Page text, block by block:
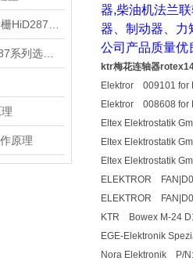
原理
器,柴油机法兰
器、制动器、力
公司产品质量优
ktr梅花连轴器
Elektror 009101 for
Elektror 008608 for
Eltex Elektrostatik
Eltex Elektrostatik
Eltex Elektrostatik
ELEKTROR
ELEKTROR
KTR Bowex M-24
EGE-Elektronik
Nora Elektronik P/